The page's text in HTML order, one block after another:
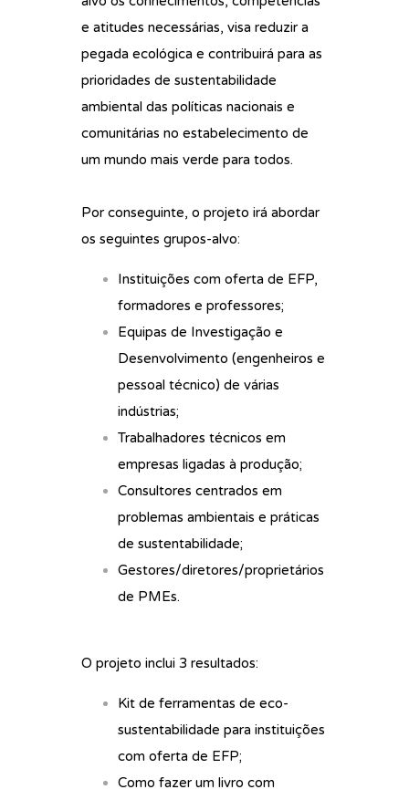
e atitudes necessárias, visa reduzir a
pegada ecológica e contribuirá para as
prioridades de sustentabilidade
ambiental das políticas nacionais e
comunitárias no estabelecimento de
um mundo mais verde para todos.
Por conseguinte, o projeto irá abordar
os seguintes grupos-alvo:
Instituições com oferta de EFP,
formadores e professores;
Equipas de Investigação e
Desenvolvimento (engenheiros e
pessoal técnico) de várias
indústrias;
Trabalhadores técnicos em
empresas ligadas à produção;
Consultores centrados em
problemas ambientais e práticas
de sustentabilidade;
Gestores/diretores/proprietários
de PMEs.
O projeto inclui 3 resultados:
Kit de ferramentas de eco-
sustentabilidade para instituições
com oferta de EFP;
Como fazer um livro com